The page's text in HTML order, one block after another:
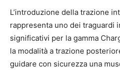
L’introduzione della trazione
rappresenta uno dei traguardi
significativi per la gamma
la modalità a trazione
guidare con sicurezza una